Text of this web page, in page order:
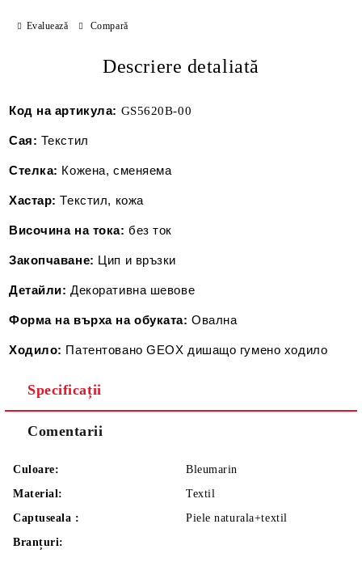
Evaluează Compară
Descriere detaliată
Код на артикула: GS5620B-00
Сая: Текстил
Стелка: Кожена, сменяема
Хастар: Текстил, кожа
Височина на тока: без ток
Закопчаване: Цип и връзки
Детайли:Декоративна шевове
Форма на върха на обуката: Овална
Ходило: Патентовано GEOX дишащо гумено ходило
Specificații
Comentarii
Culoare:
Bleumarin
Material:
Textil
Captuseala :
Piele naturala+textil
Branțuri: